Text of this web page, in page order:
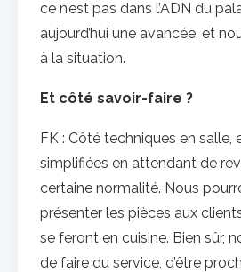
ce n’est pas dans l’ADN du
aujourd’hui une avancée, et
à la situation.
Et côté savoir-faire ?
FK : Côté techniques en salle,
simplifiées en attendant de
certaine normalité. Nous
présenter les pièces aux
se feront en cuisine. Bien sûr,
de faire du service, d’être